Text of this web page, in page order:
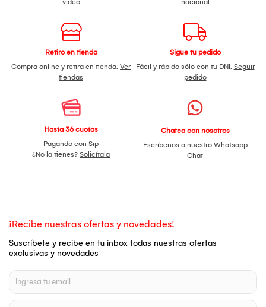
Retiro en tienda
Compra online y retira en tienda. Ver
tiendas
Sigue tu pedido
Fácil y rápido sólo con tu DNI. Seguir
pedido
Hasta 36 cuotas
Pagando con Sip
¿No la tienes? Solicítala
Chatea con nosotros
Escríbenos a nuestro Whatsapp
Chat
¡Recibe nuestras ofertas y novedades!
Suscríbete y recibe en tu inbox todas nuestras ofertas
exclusivas y novedades